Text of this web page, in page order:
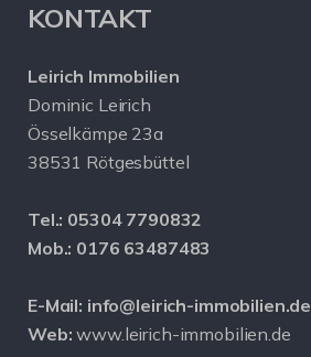
KONTAKT
Leirich Immobilien
Dominic Leirich
Össelkämpe 23a
38531 Rötgesbüttel
Tel.: 05304 7790832
Mob.: 0176 63487483
E-Mail: info@leirich-immobilien.de
Web: www.leirich-immobilien.de